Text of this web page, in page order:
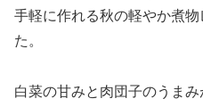
手軽に作れる秋の軽やか煮
た。
白菜の甘みと肉団子のうま